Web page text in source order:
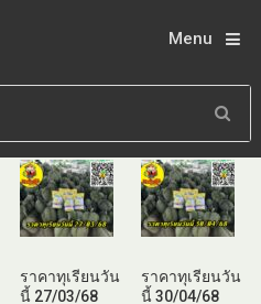
Menu
ราคาทุเรียนวัน
นี้ 27/03/68
ราคาทุเรียนวัน
นี้ 30/04/68